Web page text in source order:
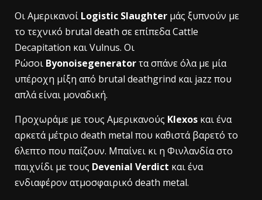
Οι Αμερικανοί Logistic Slaughter μάς ξυπνούν με
το τεχνικό brutal death σε επίπεδα Cattle
Decapitation και Vulnus. Οι
Ρώσοι Byonoisegeneratorτα σπάνε όλα με μία
υπέροχη μίξη από brutal deathgrind και jazz που
απλά είναι μοναδική.
Προχωράμε με τους Αμερικανούς Klexos και ένα
αρκετά μέτριο death metal που καθιστά βαρετό το
6λεπτο που παίζουν. Μπαίνει κι η Φινλανδία στο
παιχνίδι με τους Devenial Verdict και ένα
ενδιαφέρον ατμοσφαιρικό death metal.